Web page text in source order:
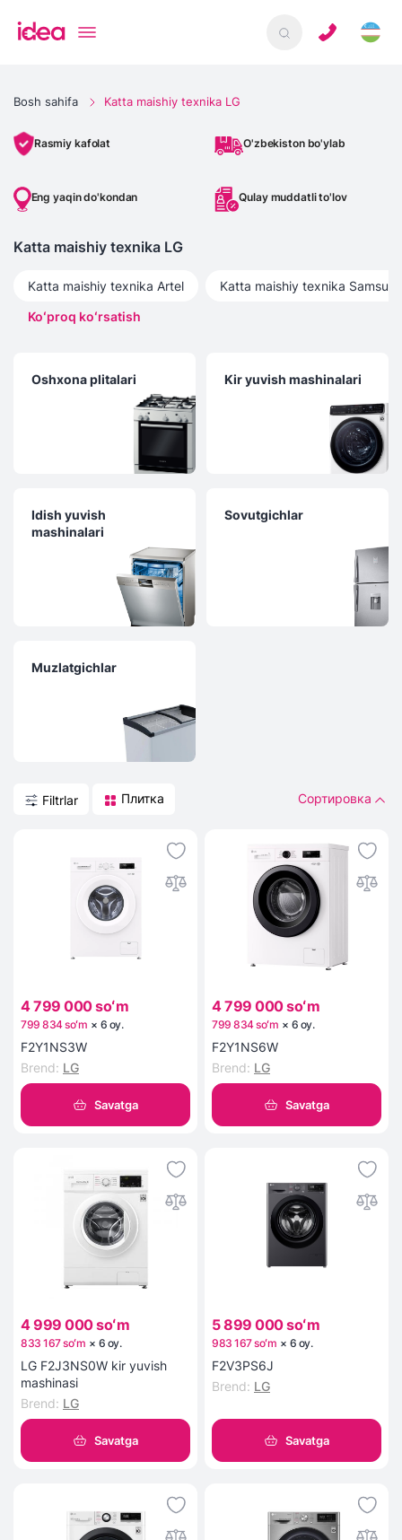
Bosh sahifa Katta maishiy texnika LG
Rasmiy kafolat O'zbekiston bo'ylab
Eng yaqin do'kondan Qulay muddatli to'lov
Katta maishiy texnika LG
Katta maishiy texnika Artel Katta maishiy texnika
Koʻproq koʻrsatish
Oshxona plitalari Kir yuvish mashinalari
Idish yuvish
mashinalari
Sovutgichlar
Muzlatgichlar
Filtrlar Плитка Сортировка
4 799 000 soʻm
799 834 soʻm × 6 oy.
F2Y1NS3W
Brend: LG
Savatga
4 799 000 soʻm
799 834 soʻm × 6 oy.
F2Y1NS6W
Brend: LG
Savatga
4 999 000 soʻm
833 167 soʻm × 6 oy.
LG F2J3NS0W kir yuvish
mashinasi
Brend: LG
Savatga
5 899 000 soʻm
983 167 soʻm × 6 oy.
F2V3PS6J
Brend: LG
Savatga